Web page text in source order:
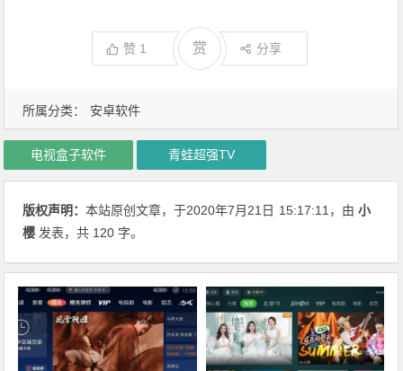
所属分类： 安卓软件
赞 1 赏 分享
电视盒子软件 青蛙超强TV
版权声明：本站原创文章，于2020年7月21日 15:17:11 ，由小
樱 发表，共 120 字。